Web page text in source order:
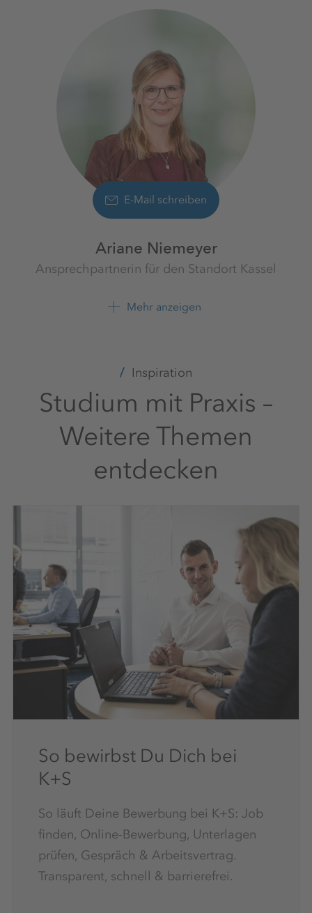
E-Mail schreiben
Ariane Niemeyer
Ansprechpartnerin für den Standort Kassel
Erreichbar von Montag bis Donnerstag von 8-14
Mehr anzeigen
Inspiration
Studium mit Praxis –
Weitere Themen
entdecken
So bewirbst Du Dich bei
K+S
So läuft Deine Bewerbung bei K+S: Job
finden, Online-Bewerbung, Unterlagen
prüfen, Gespräch & Arbeitsvertrag.
Transparent, schnell & barrierefrei.